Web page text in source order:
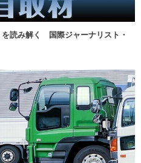
を読み解く 国際ジャーナリスト・